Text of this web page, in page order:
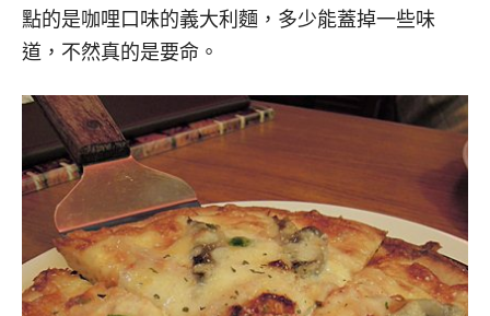
點的是咖哩口味的義大利麵，多少能蓋掉一些味
道，不然真的是要命。